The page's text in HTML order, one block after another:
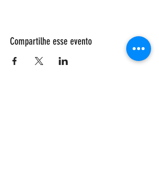
Compartilhe esse evento